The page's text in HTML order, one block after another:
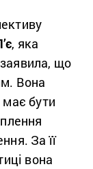
, яка
що
Вона
має бути
За її
вона